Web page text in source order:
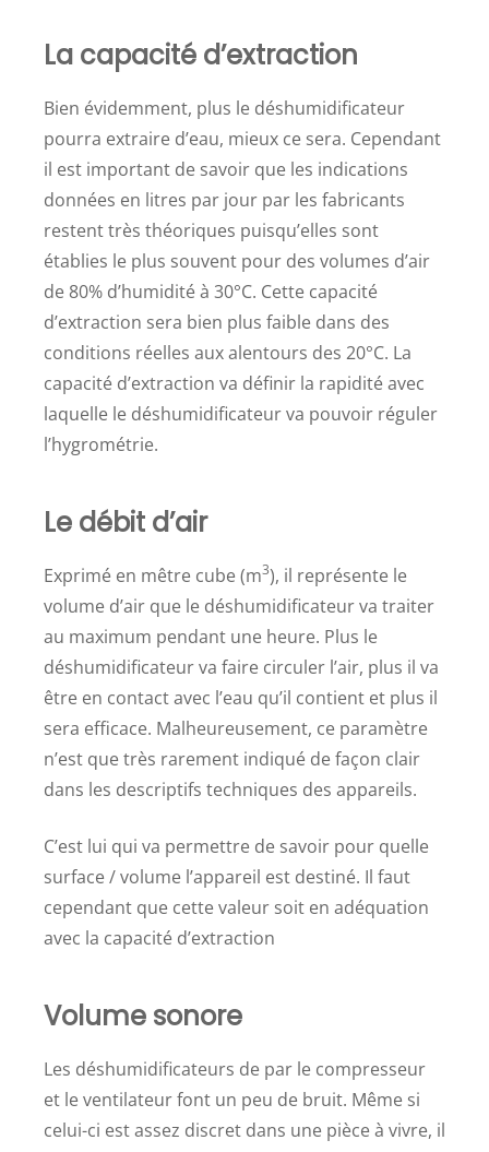
La capacité d’extraction
Bien évidemment, plus le déshumidificateur
pourra extraire d’eau, mieux ce sera. Cependant
il est important de savoir que les indications
données en litres par jour par les fabricants
restent très théoriques puisqu’elles sont
établies le plus souvent pour des volumes d’air
de 80% d’humidité à 30°C. Cette capacité
d’extraction sera bien plus faible dans des
conditions réelles aux alentours des 20°C. La
capacité d’extraction va définir la rapidité avec
laquelle le déshumidificateur va pouvoir réguler
l’hygrométrie.
Le débit d’air
Exprimé en mêtre cube (m3), il représente le
volume d’air que le déshumidificateur va traiter
au maximum pendant une heure. Plus le
déshumidificateur va faire circuler l’air, plus il va
être en contact avec l’eau qu’il contient et plus il
sera efficace. Malheureusement, ce paramètre
n’est que très rarement indiqué de façon clair
dans les descriptifs techniques des appareils.
C’est lui qui va permettre de savoir pour quelle
surface / volume l’appareil est destiné. Il faut
cependant que cette valeur soit en adéquation
avec la capacité d’extraction
Volume sonore
Les déshumidificateurs de par le compresseur
et le ventilateur font un peu de bruit. Même si
celui-ci est assez discret dans une pièce à vivre, il